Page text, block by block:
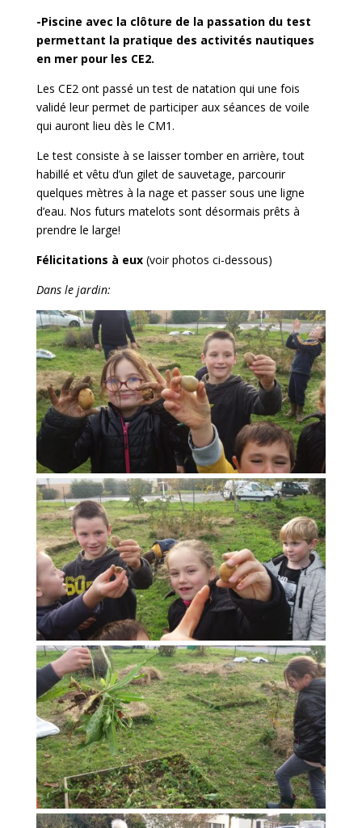
-Piscine avec la clôture de la passation du test
permettant la pratique des activités nautiques
en mer pour les CE2.
Les CE2 ont passé un test de natation qui une fois
validé leur permet de participer aux séances de voile
qui auront lieu dès le CM1.
Le test consiste à se laisser tomber en arrière, tout
habillé et vêtu d’un gilet de sauvetage, parcourir
quelques mètres à la nage et passer sous une ligne
d’eau. Nos futurs matelots sont désormais prêts à
prendre le large!
Félicitations à eux(voir photos ci-dessous)
Dans le jardin: